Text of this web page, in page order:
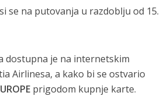
se na putovanja u razdoblju od 15.
dostupna je na internetskim
Airlinesa, a kako bi se ostvario
prigodom kupnje karte.